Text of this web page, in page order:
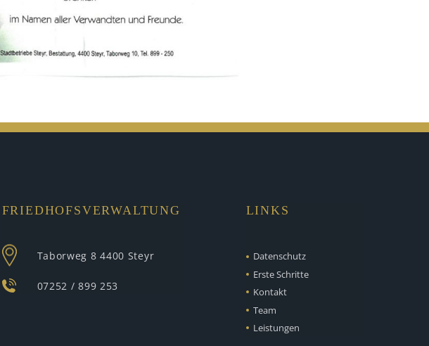
FRIEDHOFSVERWALTUNG
Taborweg 8 4400 Steyr
07252 / 899 253
LINKS
Datenschutz
Erste Schritte
Kontakt
Team
Leistungen